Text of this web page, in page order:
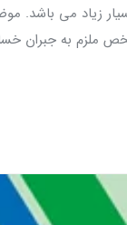
زیاد می باشد.
به جبران